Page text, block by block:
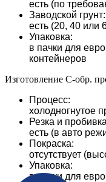
есть (по
Заводской грунт:
есть (20, 40 или
Упаковка:
в пачки для
контейнеров
Изготовление С-обр.
Процесс:
холодногнутое
Резка и
есть (в авто
Покраска:
отсутствует
Упаковка:
в пачки для